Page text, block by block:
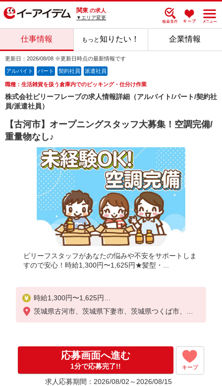
関東 の求人
▼エリア変更
仕事情報 もっと知りたい！ 企業情報
更新日：2026/08/08 ※更新日時点の最新情報です
アルバイト パート 契約社員 派遣社員
職種：生活雑貨を扱う倉庫内でのピッキング・仕分け作業
株式会社ビリーフレーブの求人情報詳細（アルバイト/パート/契約社
員/派遣社員）
【古河市】オープニングスタッフ大募集！空調完備/
重量物なし♪
ビリーフスタッフがあなたの悩みや不安をサポートしま
すので安心！時給1,300円〜1,625円★髪型・...
時給1,300円〜1,625円
☆日給例10,400円（時給1,300円×8h）
☆月給例228,800円（時給1,300円×8h×22日）
茨城県古河市、茨城県下妻市、茨城県つくば市、茨
応募画面へ進む
1分で応募完了!! キープ
求人応募期間：2026/08/02～2026/08/15